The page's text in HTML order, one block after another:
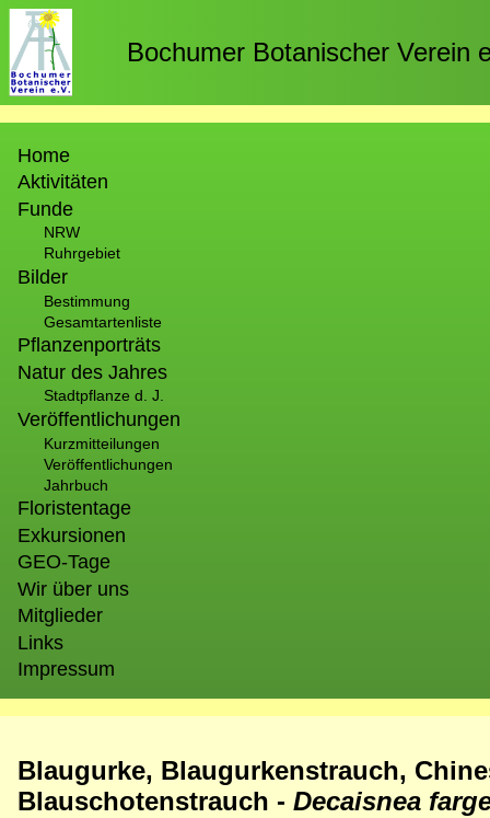
Direkt
zum
Inhalt
Bochumer Botanischer Verein
Home
Aktivitäten
Funde
NRW
Ruhrgebiet
Bilder
Bestimmung
Gesamtartenliste
Pflanzenporträts
Natur des Jahres
Stadtpflanze d. J.
Veröffentlichungen
Kurzmitteilungen
Veröffentlichungen
Jahrbuch
Floristentage
Exkursionen
GEO-Tage
Wir über uns
Mitglieder
Links
Impressum
Blaugurke, Blaugurkenstrauch,
Blauschotenstrauch - Decaisnea